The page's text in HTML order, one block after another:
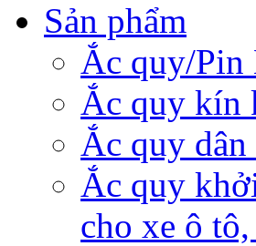
Sản phẩm
Ắc quy/
Ắc quy kín
Ắc quy dân
Ắc quy
cho xe ô